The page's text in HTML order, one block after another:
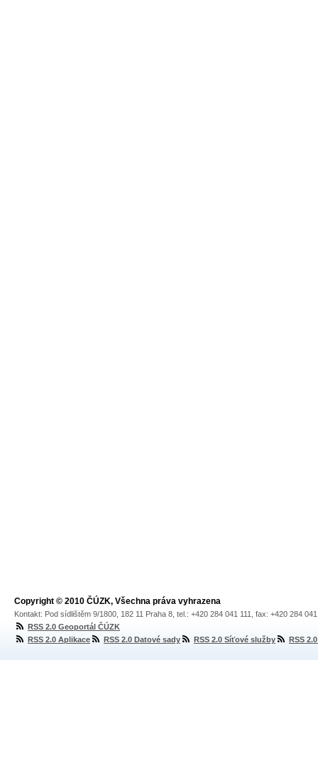
Copyright © 2010 ČÚZK, Všechna práva vyhrazena
Kontakt: Pod sídlištěm 9/1800, 182 11 Praha 8, tel.: +420 284 041 111, fax: +420 284
RSS 2.0 Geoportál ČÚZK
RSS 2.0 Aplikace
RSS 2.0 Datové sady RSS 2.0 Síťové služby RSS